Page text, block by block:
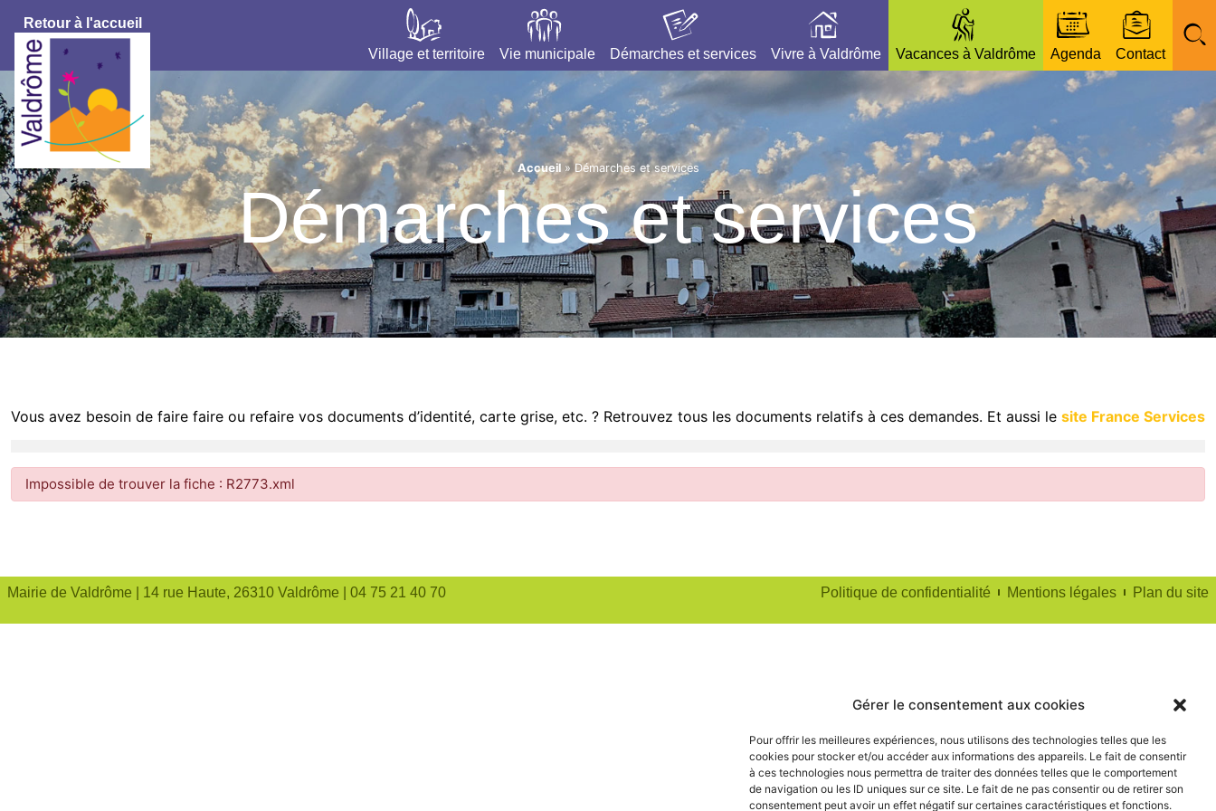
Gérer le consentement aux cookies
Pour offrir les meilleures expériences, nous utilisons des technologies telles que les
cookies pour stocker et/ou accéder aux informations des appareils. Le fait de consentir
à ces technologies nous permettra de traiter des données telles que le comportement
de navigation ou les ID uniques sur ce site. Le fait de ne pas consentir ou de retirer son
consentement peut avoir un effet négatif sur certaines caractéristiques et fonctions.
Retour à l'accueil
Village et territoire
Vie municipale Démarches et services Vivre à Valdrôme Vacances à Valdrôme Agenda Contact
Accueil»Démarches et services
Démarches et services
Vous avez besoin de faire faire ou refaire vos documents d’identité, carte grise, etc. ? Retrouvez tous les documents relatifs à ces demandes. Et aussi le site France Services
Impossible de trouver la fiche : R2773.xml
Mairie de Valdrôme | 14 rue Haute, 26310 Valdrôme | 04 75 21 40 70 Politique de confidentialité Mentions légales Plan du site